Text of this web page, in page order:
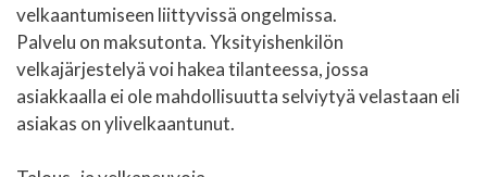
velkaantumiseen liittyvissä ongelmissa.
Palvelu on maksutonta. Yksityishenkilön
velkajärjestelyä voi hakea tilanteessa, jossa
asiakkaalla ei ole mahdollisuutta selviytyä velastaan eli
asiakas on ylivelkaantunut.